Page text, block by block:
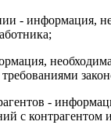
- информация,
-
с контрагентом